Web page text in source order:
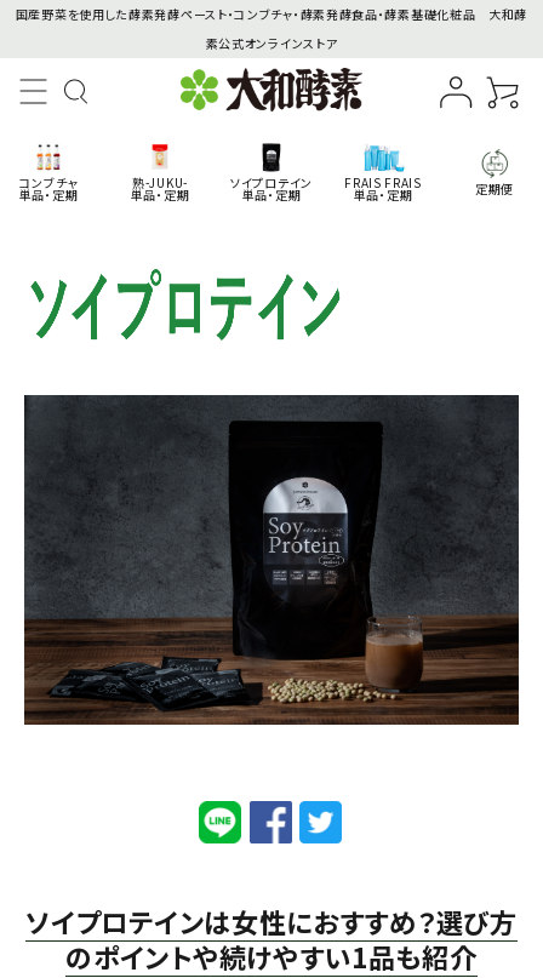
国産野菜を使用した酵素発酵ペースト・コンブチャ・酵素発酵食品・酵素基礎化粧品 大和酵
素公式オンラインストア
コンブチャ
単品・定期
熟-JUKU-
単品・定期
ソイプロテイン
単品・定期
FRAIS FRAIS
単品・定期 定期便
商品一覧
コンテンツ
インフォメーション
ACCOUNT MENU
ログイン 新規会員登録
ソイプロテインは女性におすすめ？選び方
のポイントや続けやすい1品も紹介